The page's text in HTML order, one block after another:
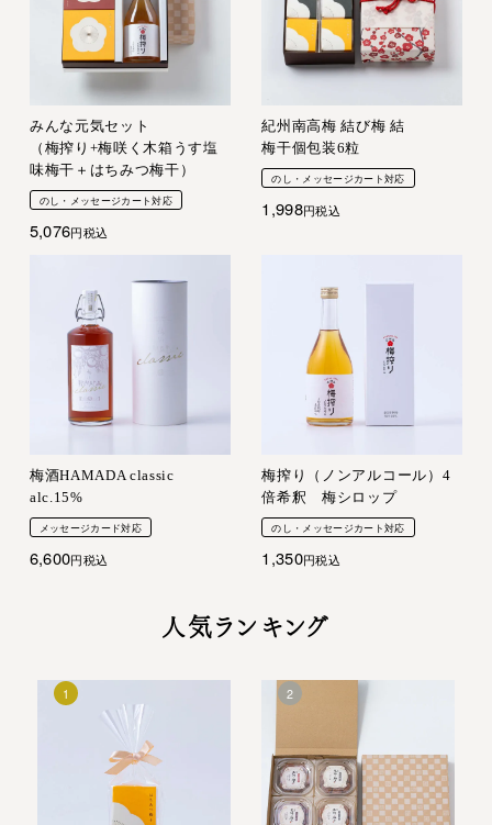
みんな元気セット
（梅搾り+梅咲く木箱うす塩
味梅干＋はちみつ梅干）
のし・メッセージカート対応
5,076 税込
紀州南高梅 結び梅 結
梅干個包装6粒
のし・メッセージカート対応
1,998 税込
梅酒HAMADA classic
alc.15%
メッセージカード対応
6,600 税込
梅搾り（ノンアルコール）4
倍希釈 梅シロップ
のし・メッセージカート対応
1,350 税込
人気ランキング